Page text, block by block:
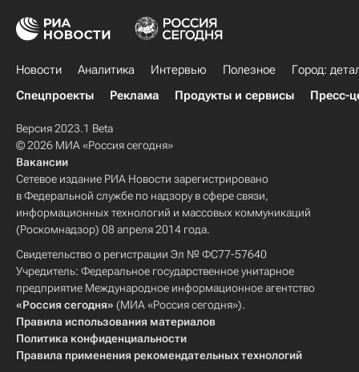
Новости Аналитика Интервью Полезное
Город:
Спецпроекты
Реклама Продукты и сервисы Пресс-
Версия 2023.1 Beta
© 2026 МИА «Россия сегодня»
Вакансии
Сетевое издание РИА Новости зарегистрировано
в Федеральной службе по надзору в сфере связи,
информационных технологий и массовых коммуникаций
(Роскомнадзор) 08 апреля 2014 года.
Свидетельство о регистрации Эл № ФС77-57640
Учредитель: Федеральное государственное унитарное
предприятие Международное информационное агентство
«Россия сегодня» (МИА «Россия сегодня»).
Правила использования материалов
Политика конфиденциальности
Правила применения рекомендательных технологий